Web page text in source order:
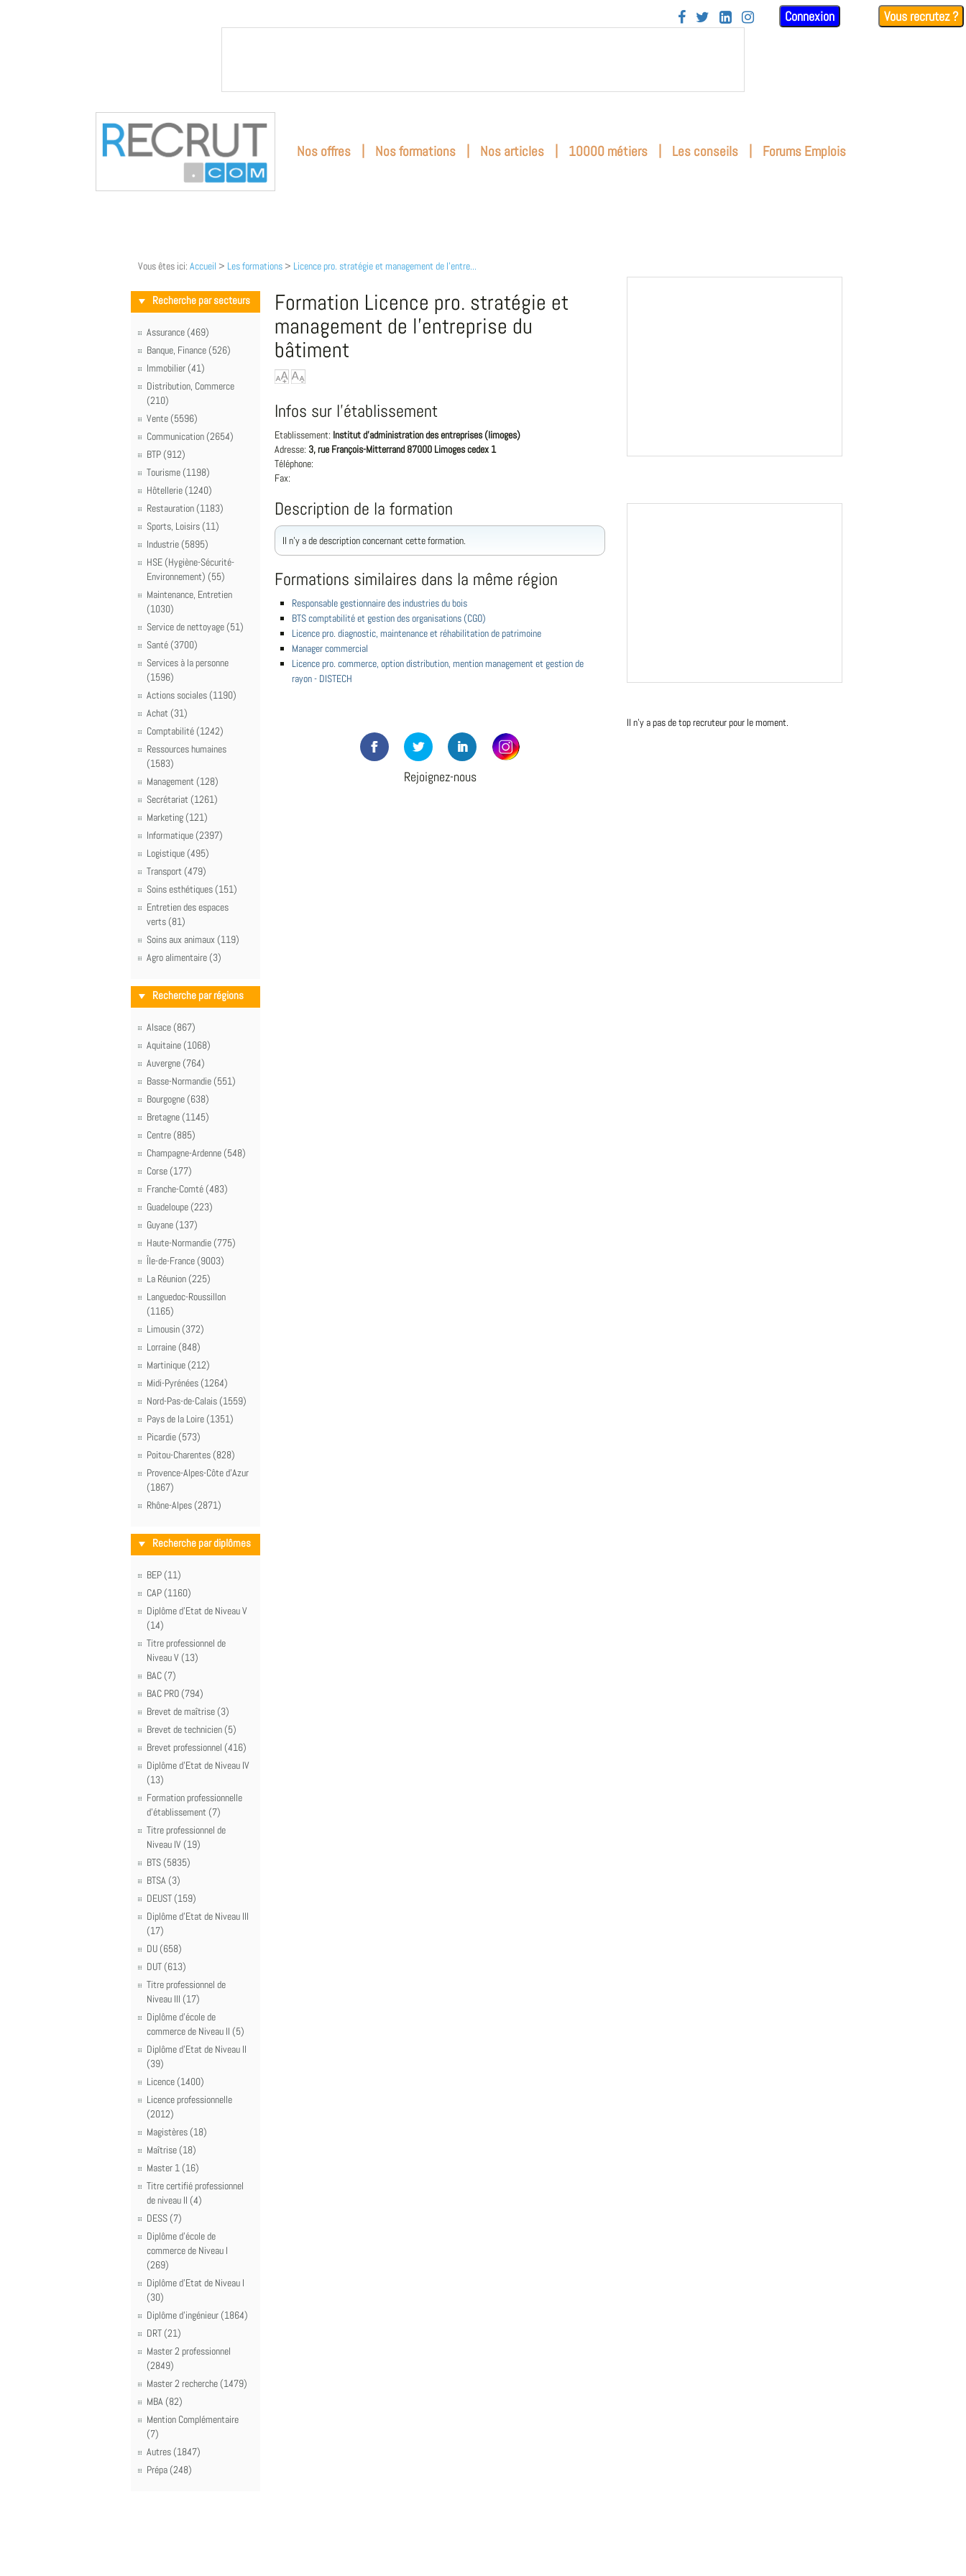
    Connexion Vous recrutez ?
Nos offres | Nos formations | Nos articles | 10000 métiers | Les conseils | Forums Emplois
Vous êtes ici: Accueil > Les formations > Licence pro. stratégie et management de l'entre...
Recherche par secteurs
Assurance (469)
Banque, Finance (526)
Immobilier (41)
Distribution, Commerce
(210)
Vente (5596)
Communication (2654)
BTP (912)
Tourisme (1198)
Hôtellerie (1240)
Restauration (1183)
Sports, Loisirs (11)
Industrie (5895)
HSE (Hygiène-Sécurité-
Environnement) (55)
Maintenance, Entretien
(1030)
Service de nettoyage (51)
Santé (3700)
Services à la personne
(1596)
Actions sociales (1190)
Achat (31)
Comptabilité (1242)
Ressources humaines
(1583)
Management (128)
Secrétariat (1261)
Marketing (121)
Informatique (2397)
Logistique (495)
Transport (479)
Soins esthétiques (151)
Entretien des espaces
verts (81)
Soins aux animaux (119)
Agro alimentaire (3)
Recherche par régions
Alsace (867)
Aquitaine (1068)
Auvergne (764)
Basse-Normandie (551)
Bourgogne (638)
Bretagne (1145)
Centre (885)
Champagne-Ardenne (548)
Corse (177)
Franche-Comté (483)
Guadeloupe (223)
Guyane (137)
Haute-Normandie (775)
Île-de-France (9003)
La Réunion (225)
Languedoc-Roussillon
(1165)
Limousin (372)
Lorraine (848)
Martinique (212)
Midi-Pyrénées (1264)
Nord-Pas-de-Calais (1559)
Pays de la Loire (1351)
Picardie (573)
Poitou-Charentes (828)
Provence-Alpes-Côte d'Azur
(1867)
Rhône-Alpes (2871)
Recherche par diplômes
BEP (11)
CAP (1160)
Diplôme d'Etat de Niveau V
(14)
Titre professionnel de
Niveau V (13)
BAC (7)
BAC PRO (794)
Brevet de maîtrise (3)
Brevet de technicien (5)
Brevet professionnel (416)
Diplôme d'Etat de Niveau IV
(13)
Formation professionnelle
d'établissement (7)
Titre professionnel de
Niveau IV (19)
BTS (5835)
BTSA (3)
DEUST (159)
Diplôme d'Etat de Niveau III
(17)
DU (658)
DUT (613)
Titre professionnel de
Niveau III (17)
Diplôme d'école de
commerce de Niveau II (5)
Diplôme d'Etat de Niveau II
(39)
Licence (1400)
Licence professionnelle
(2012)
Magistères (18)
Maîtrise (18)
Master 1 (16)
Titre certifié professionnel
de niveau II (4)
DESS (7)
Diplôme d'école de
commerce de Niveau I
(269)
Diplôme d'Etat de Niveau I
(30)
Diplôme d'ingénieur (1864)
DRT (21)
Master 2 professionnel
(2849)
Master 2 recherche (1479)
MBA (82)
Mention Complémentaire
(7)
Autres (1847)
Prépa (248)
Formation Licence pro. stratégie et
management de l'entreprise du
bâtiment
Infos sur l'établissement
Etablissement: Institut d'administration des entreprises (limoges)
Adresse: 3, rue François-Mitterrand 87000 Limoges cedex 1
Téléphone:
Fax:
Description de la formation
Il n'y a de description concernant cette formation.
Formations similaires dans la même région
Responsable gestionnaire des industries du bois
BTS comptabilité et gestion des organisations (CGO)
Licence pro. diagnostic, maintenance et réhabilitation de patrimoine
Manager commercial
Licence pro. commerce, option distribution, mention management et gestion de
rayon - DISTECH
Rejoignez-nous
Il n'y a pas de top recruteur pour le moment.